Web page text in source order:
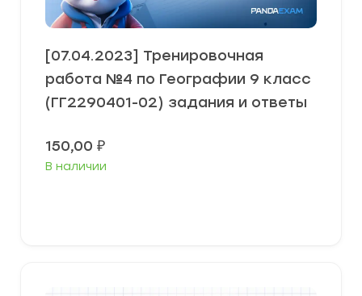
[07.04.2023] Тренировочная
работа №4 по Географии 9 класс
(ГГ2290401-02) задания и ответы
150,00 ₽
В наличии